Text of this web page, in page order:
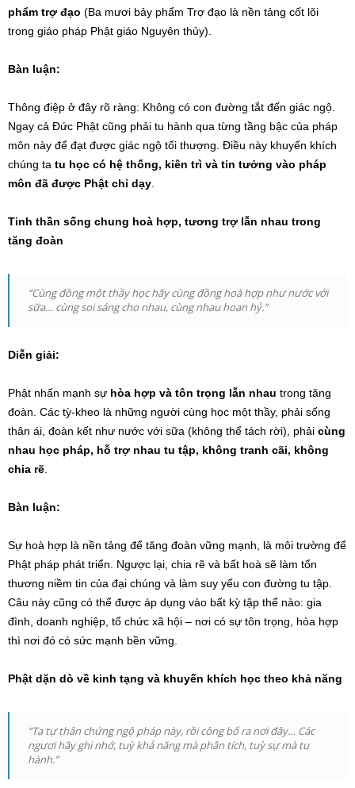
phẩm trợ đạo (Ba mươi bảy phẩm Trợ đạo là nền tảng cốt lõi
trong giáo pháp Phật giáo Nguyên thủy).
Bàn luận:
Thông điệp ở đây rõ ràng: Không có con đường tắt đến giác ngộ.
Ngay cả Đức Phật cũng phải tu hành qua từng tầng bậc của pháp
môn này để đạt được giác ngộ tối thượng. Điều này khuyến khích
chúng ta tu học có hệ thống, kiên trì và tin tưởng vào pháp
môn đã được Phật chỉ dạy
Tinh thần sống chung hoà hợp, tương trợ lẫn nhau trong
tăng đoàn
“Cùng đồng một thầy học hãy cùng đồng hoà hợp như nước với
sữa… cùng soi sáng cho nhau, cùng nhau hoan hỷ.”
Diễn giải:
Phật nhấn mạnh sự hòa hợp và tôn trọng lẫn nhau trong tăng
đoàn. Các tỳ-kheo là những người cùng học một thầy, phải sống
thân ái, đoàn kết như nước với sữa (không thể tách rời), phải cùng
nhau học pháp, hỗ trợ nhau tu tập, không tranh cãi, không
chia rẽ
Bàn luận:
Sự hoà hợp là nền tảng để tăng đoàn vững mạnh, là môi trường để
Phật pháp phát triển. Ngược lại, chia rẽ và bất hoà sẽ làm tổn
thương niềm tin của đại chúng và làm suy yếu con đường tu tập.
Câu này cũng có thể được áp dụng vào bất kỳ tập thể nào: gia
đình, doanh nghiệp, tổ chức xã hội – nơi có sự tôn trọng, hòa hợp
thì nơi đó có sức mạnh bền vững.
Phật dặn dò về kinh tạng và khuyến khích học theo khả năng
“Ta tự thân chứng ngộ pháp này, rồi công bố ra nơi đây… Các
ngươi hãy ghi nhớ, tuỳ khả năng mà phân tích, tuỳ sự mà tu
hành.”